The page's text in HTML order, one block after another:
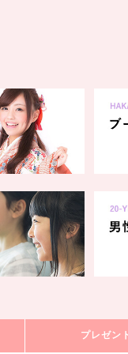
プレゼン